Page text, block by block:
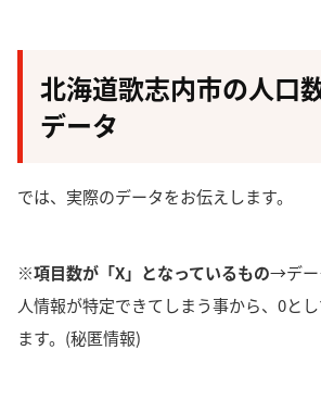
北海道歌志内市の人口
データ
では、実際のデータをお伝えします。
※項目数が「X」となっているもの→デー
人情報が特定できてしまう事から、0と
ます。(秘匿情報)